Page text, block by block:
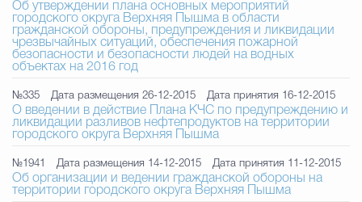
Об утверждении плана основных мероприятий
городского округа Верхняя Пышма в области
гражданской обороны, предупреждения и ликвидации
чрезвычайных ситуаций, обеспечения пожарной
безопасности и безопасности людей на водных
объектах на 2016 год
№335 Дата размещения 26-12-2015 Дата принятия 16-12-2015
О введении в действие Плана КЧС по предупреждению и
ликвидации разливов нефтепродуктов на территории
городского округа Верхняя Пышма
№1941 Дата размещения 14-12-2015 Дата принятия 11-12-2015
Об организации и ведении гражданской обороны на
территории городского округа Верхняя Пышма